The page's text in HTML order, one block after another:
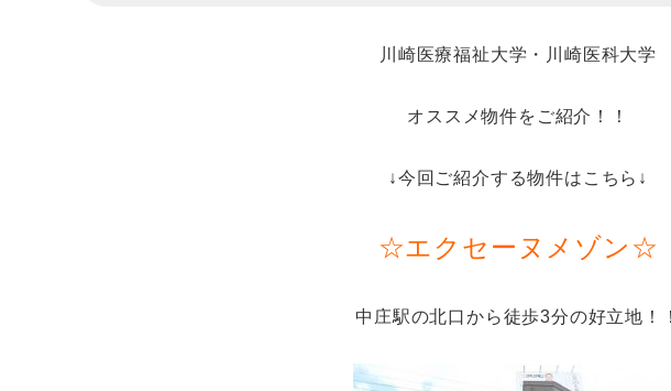
川崎医療福祉大学・川崎医科大学
オススメ物件をご紹介！！
↓今回ご紹介する物件はこちら↓
☆エクセーヌメゾン☆
中庄駅の北口から徒歩3分の好立地！！